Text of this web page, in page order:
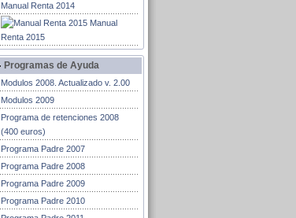
Manual Renta 2014
Manual
Renta 2015
Programas de Ayuda
Modulos 2008. Actualizado v. 2.00
Modulos 2009
Programa de retenciones 2008
(400 euros)
Programa Padre 2007
Programa Padre 2008
Programa Padre 2009
Programa Padre 2010